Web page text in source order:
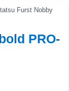
Furst Nobby
PRO-